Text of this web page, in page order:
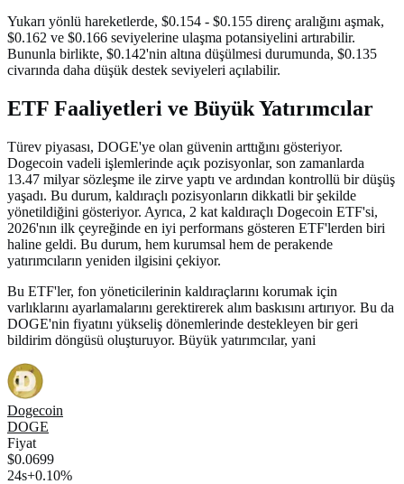
Yukarı yönlü hareketlerde, $0.154 - $0.155 direnç aralığını aşmak,
$0.162 ve $0.166 seviyelerine ulaşma potansiyelini artırabilir.
Bununla birlikte, $0.142'nin altına düşülmesi durumunda, $0.135
civarında daha düşük destek seviyeleri açılabilir.
ETF Faaliyetleri ve Büyük Yatırımcılar
Türev piyasası, DOGE'ye olan güvenin arttığını gösteriyor.
Dogecoin vadeli işlemlerinde açık pozisyonlar, son zamanlarda
13.47 milyar sözleşme ile zirve yaptı ve ardından kontrollü bir düşüş
yaşadı. Bu durum, kaldıraçlı pozisyonların dikkatli bir şekilde
yönetildiğini gösteriyor. Ayrıca, 2 kat kaldıraçlı Dogecoin ETF'si,
2026'nın ilk çeyreğinde en iyi performans gösteren ETF'lerden biri
haline geldi. Bu durum, hem kurumsal hem de perakende
yatırımcıların yeniden ilgisini çekiyor.
Bu ETF'ler, fon yöneticilerinin kaldıraçlarını korumak için
varlıklarını ayarlamalarını gerektirerek alım baskısını artırıyor. Bu da
DOGE'nin fiyatını yükseliş dönemlerinde destekleyen bir geri
bildirim döngüsü oluşturuyor. Büyük yatırımcılar, yani
Dogecoin
DOGE
Fiyat
$0.0699
24s+0.10%